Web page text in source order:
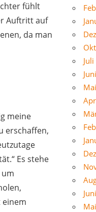
fühlt
Auftritt auf
da man
meine
erschaffen,
Es stehe
einem